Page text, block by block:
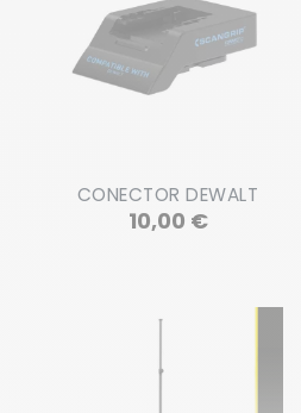
CONECTOR DEWALT
10,00 €Precio